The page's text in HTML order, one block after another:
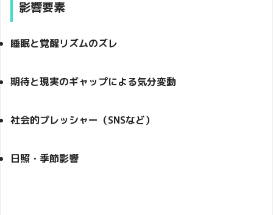
影響要素
睡眠と覚醒リズムのズレ
期待と現実のギャップによる気分変動
社会的プレッシャー（SNSなど）
日照・季節影響